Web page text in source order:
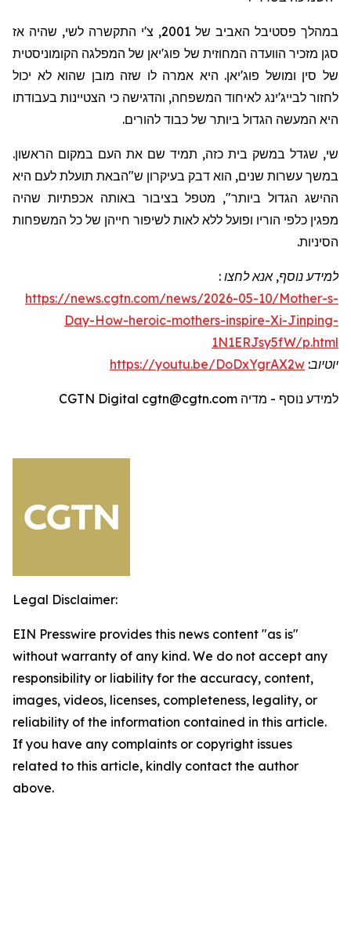
במהלך פסטיבל האביב של 2001, צ'י התקשרה לשי, שהיה אז
סגן מזכיר הוועדה המחוזית של פוג'יאן של המפלגה הקומוניסטית
של סין ומושל פוג'יאן. היא אמרה לו שזה מובן שהוא לא יכול
לחזור לבייג'ינג לאיחוד המשפחה, והדגישה כי הצטיינות בעבודתו
היא המעשה הגדול ביותר של כבוד להורים.
שי, שגדל במשק בית כזה, תמיד שם את העם במקום הראשון.
במשך עשרות שנים, הוא דבק בעיקרון ש"הבאת תועלת לעם היא
ההישג הגדול ביותר", מטפל בציבור באותה אכפתיות שהיה
מפגין כלפי הוריו ופועל ללא לאות לשיפור חייהן של כל המשפחות
הסיניות.
למידע נוסף, אנא לחצו :
https://news.cgtn.com/news/2026-05-10/Mother-s-
Day-How-heroic-mothers-inspire-Xi-Jinping-
1N1ERJsy5fW/p.html
יוטיוב:
https://youtu.be/DoDxYgrAX2w
למידע נוסף - מדיה CGTN Digital cgtn@cgtn.com
Legal Disclaimer:
EIN Presswire provides this news content "as is"
without warranty of any kind. We do not accept any
responsibility or liability for the accuracy, content,
images, videos, licenses, completeness, legality, or
reliability of the information contained in this article.
If you have any complaints or copyright issues
related to this article, kindly contact the author
above.